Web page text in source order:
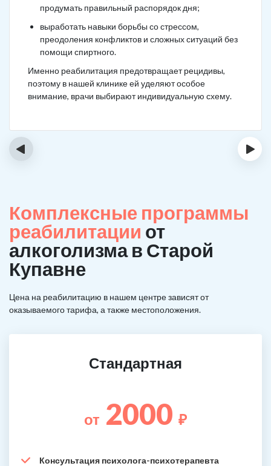
продумать правильный распорядок дня;
выработать навыки борьбы со стрессом,
преодоления конфликтов и сложных ситуаций без
помощи спиртного.
Именно реабилитация предотвращает рецидивы,
поэтому в нашей клинике ей уделяют особое
внимание, врачи выбирают индивидуальную схему.
‹ ›
Комплексные программы
реабилитации от
алкоголизма в Старой
Купавне
Цена на реабилитацию в нашем центре зависят от
оказываемого тарифа, а также местоположения.
Стандартная
от 2000 ₽
Консультация психолога-психотерапевта